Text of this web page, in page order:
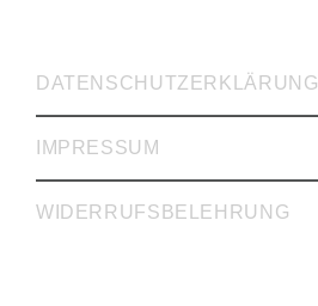
DATENSCHUTZERKLÄRUNG
IMPRESSUM
WIDERRUFSBELEHRUNG